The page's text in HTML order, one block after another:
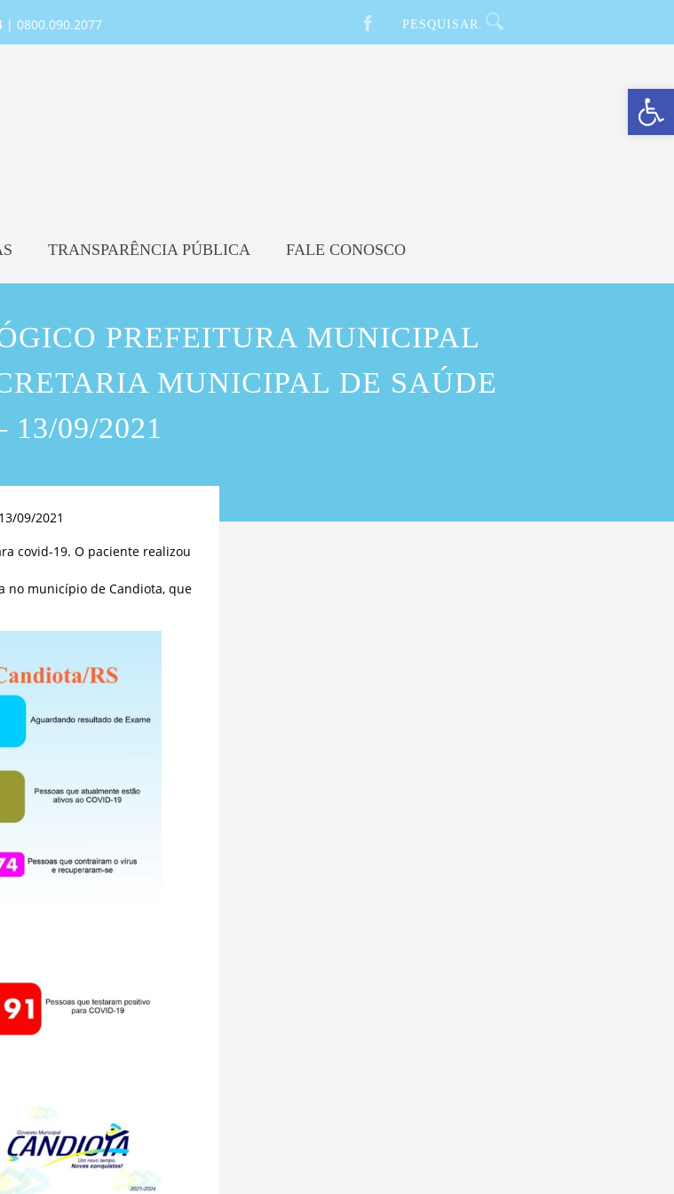
Barra de Ferramentas Aberta
| 0800.090.2077
TRANSPARÊNCIA PÚBLICA FALE CONOSCO
PREFEITURA MUNICIPAL
MUNICIPAL DE SAÚDE
13/09/2021
09/2021
covid-19. O paciente realizou
no município de Candiota, que